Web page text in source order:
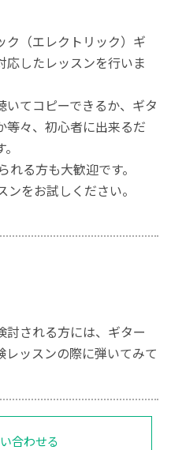
ク（エレクトリック）ギ
応したレッスンを行いま
いてコピーできるか、ギタ
等々、初心者に出来るだ
る方も大歓迎です。
ンをお試しください。
討される方には、ギター
ッスンの際に弾いてみて
合わせる